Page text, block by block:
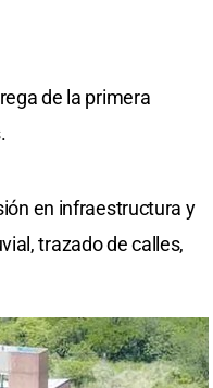
de la primera
en infraestructura y
trazado de calles,